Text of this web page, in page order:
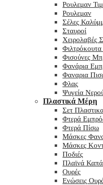
Ρουλεμαν
Ρουλεμαν
Σέλες
Σταυροί
Χειρολαβές
Φισούνες
Φανάρια
Φαναρια
Φλας
Ψυγεία
Πλαστικά Μέρη
Σετ
Φτερά
Φτερά Πίσω
Μάσκες
Μάσκες
Ποδιές
Πλαϊνά
Ουρές
Ενώσεις